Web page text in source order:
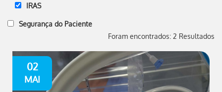
IRAS
Segurança do Paciente
Foram encontrados: 2 Resultados
02
MAI